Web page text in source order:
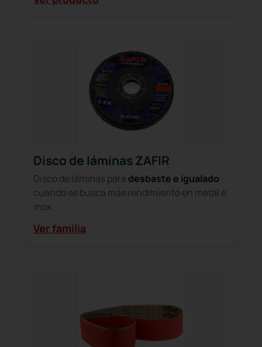
Disco de láminas ZAFIR
Disco de láminas para desbaste e igualado
cuando se busca más rendimiento en metal e
inox.
Ver familia